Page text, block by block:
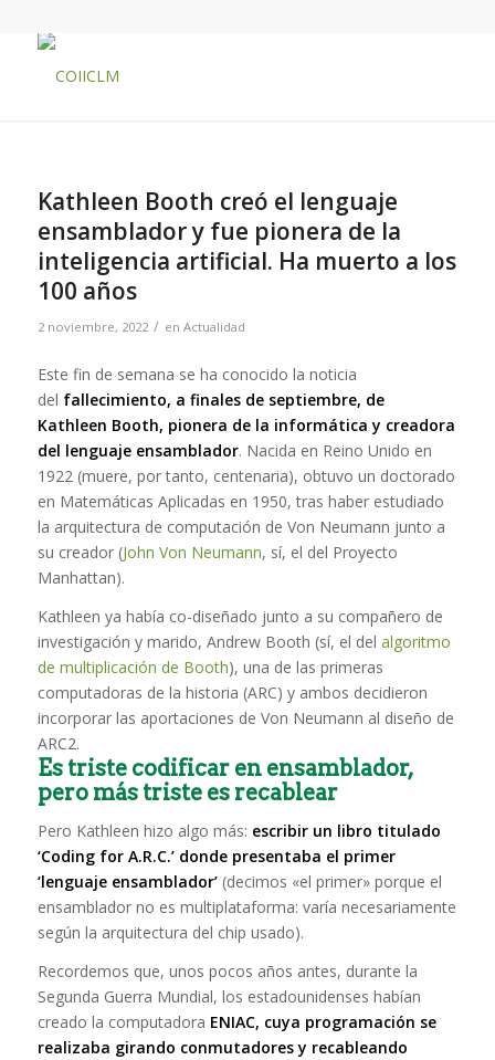
Kathleen Booth creó el lenguaje
ensamblador y fue pionera de la
inteligencia artificial. Ha muerto a los
100 años
2 noviembre, 2022 / en Actualidad
Este fin de semana se ha conocido la noticia
del fallecimiento, a finales de septiembre, de
Kathleen Booth, pionera de la informática y creadora
del lenguaje ensamblador. Nacida en Reino Unido en
1922 (muere, por tanto, centenaria), obtuvo un doctorado
en Matemáticas Aplicadas en 1950, tras haber estudiado
la arquitectura de computación de Von Neumann junto a
su creador (John Von Neumann, sí, el del Proyecto
Manhattan).
Kathleen ya había co-diseñado junto a su compañero de
investigación y marido, Andrew Booth (sí, el del algoritmo
de multiplicación de Booth), una de las primeras
computadoras de la historia (ARC) y ambos decidieron
incorporar las aportaciones de Von Neumann al diseño de
ARC2.
Es triste codificar en ensamblador,
pero más triste es recablear
Pero Kathleen hizo algo más: escribir un libro titulado
‘Coding for A.R.C.’ donde presentaba el primer
‘lenguaje ensamblador’(decimos «el primer» porque el
ensamblador no es multiplataforma: varía necesariamente
según la arquitectura del chip usado).
Recordemos que, unos pocos años antes, durante la
Segunda Guerra Mundial, los estadounidenses habían
creado la computadora ENIAC, cuya programación se
realizaba girando conmutadores y recableando